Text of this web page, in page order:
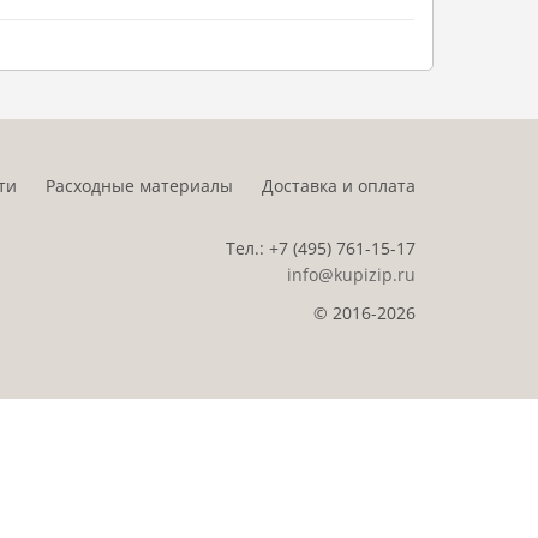
Расходные материалы Доставка и оплата
Тел.: +7 (495) 761-15-17
info@kupizip.ru
© 2016-2026